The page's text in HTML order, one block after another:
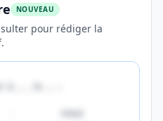
NOUVEAU
pour rédiger la
à